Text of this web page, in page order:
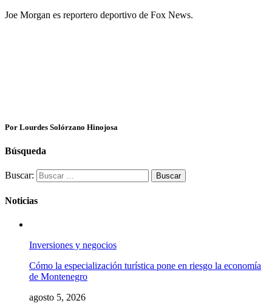
Joe Morgan es reportero deportivo de Fox News.
Por Lourdes Solórzano Hinojosa
Búsqueda
Buscar:
Noticias
Inversiones y negocios
Cómo la especialización turística pone en riesgo la economía
de Montenegro
agosto 5, 2026